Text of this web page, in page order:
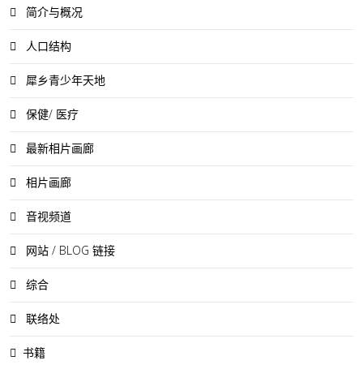
简介与概况
人口结构
犀乡青少年天地
保健/ 医疗
最新相片画廊
相片画廊
音视频道
网站 / BLOG 链接
综合
联络处
书籍